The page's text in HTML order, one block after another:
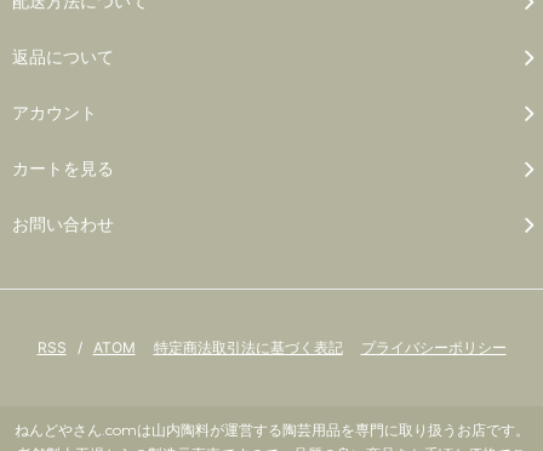
返品について
アカウント
カートを見る
お問い合わせ
RSS / ATOM 特定商法取引法に基づく表記 プライバシーポリシー
ねんどやさん.comは山内陶料が運営する陶芸用品を専門に取り扱うお店です。